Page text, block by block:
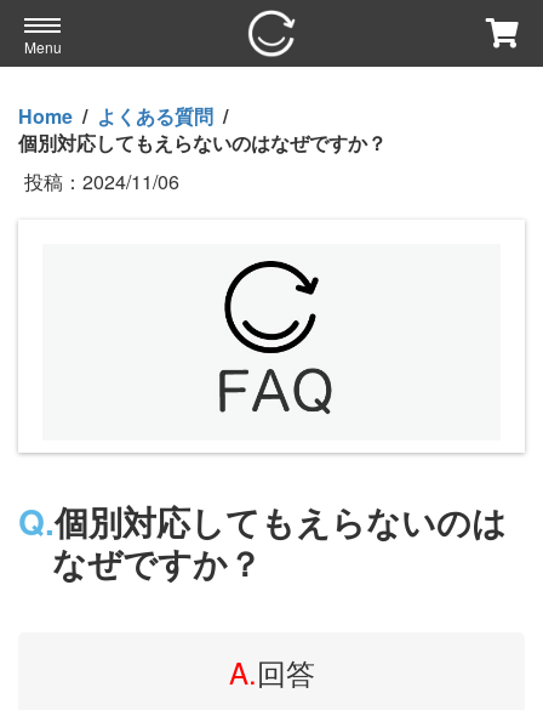
Menu
Home / よくある質問 /
個別対応してもえらないのはなぜですか？
投稿： 2024/11/06
Q.個別対応してもえらないのは
なぜですか？
A.回答